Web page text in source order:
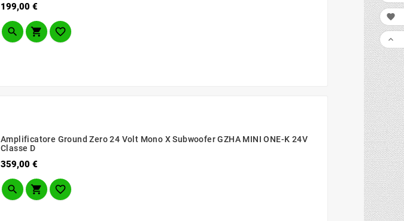
199,00 €Prezzo
  
Amplificatore Ground Zero 24 Volt Mono X Subwoofer GZHA MINI ONE-K 24V
Classe D
359,00 €Prezzo
  

